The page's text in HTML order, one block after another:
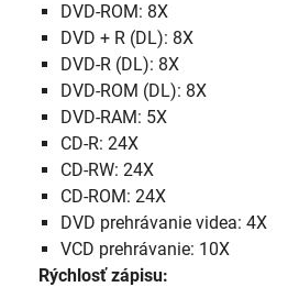
DVD-ROM: 8X
DVD + R (DL): 8X
DVD-R (DL): 8X
DVD-ROM (DL): 8X
DVD-RAM: 5X
CD-R: 24X
CD-RW: 24X
CD-ROM: 24X
DVD prehrávanie videa: 4X
VCD prehrávanie: 10X
Rýchlosť zápisu: